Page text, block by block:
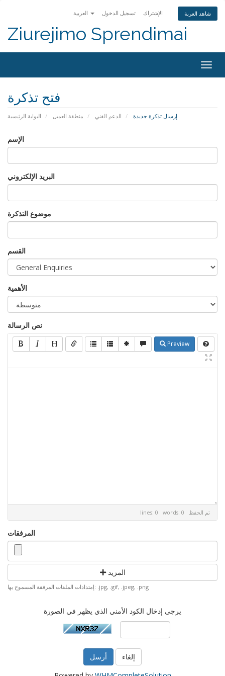
تسجيل الدخول الإشتراك شاهد العربة
Ziurejimo Sprendimai
فتح تذكرة
البوابة الرئيسية منطقة العميل الدعم الفني إرسال تذكرة جديدة
الإسم
البريد الإلكتروني
موضوع التذكرة
القسم
الأهمية
نص الرسالة
Preview
lines: 0 words: 0 تم الحفظ
المرفقات
المزيد
إمتدادات الملفات المرفقة المسموح بها: .jpg, .gif, .jpeg, .png
يرجى إدخال الكود الأمني الذي يظهر في الصورة
إلغاء